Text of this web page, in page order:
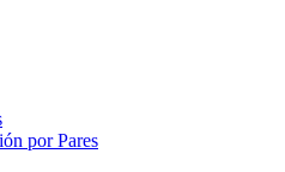
por Pares